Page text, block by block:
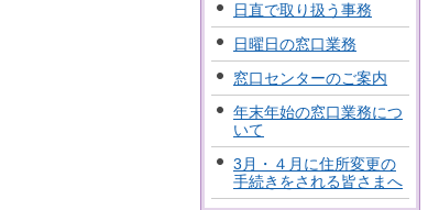
日直で取り扱う事務
日曜日の窓口業務
窓口センターのご案内
年末年始の窓口業務につ
いて
3月・４月に住所変更の
手続きをされる皆さまへ